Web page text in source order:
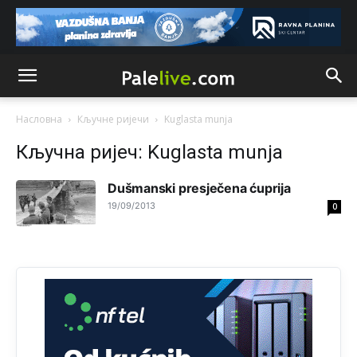
Насловна Кључне ријечи Kuglasta munja
Кључна ријеч: Kuglasta munja
Dušmanski presječena ćuprija
19/09/2013 0
Bosni i Hercegovini ima 89.794 nepismenih osoba, što
čini 2,82% ukupnog stanovništva starijeg od 10 godina
Sa ovim procentom, Bosna i Hercegovina ima najvišu
stopu nepismenosti u regionu.
Najveći rizik sa nepismenim stanovništvom je "kupovina
zapravo glasaju po nalogu političkih partija, a ne po želji
birača).
nepismeno, što čini 38,7% ukupnog stanovništva starijeg
od 10 godina
Анонимно2818605